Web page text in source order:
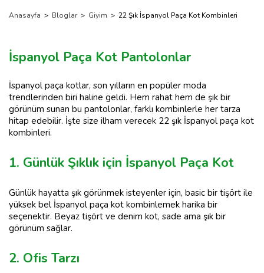
Anasayfa > Bloglar > Giyim > 22 Şık İspanyol Paça Kot Kombinleri
İspanyol Paça Kot Pantolonlar
İspanyol paça kotlar, son yılların en popüler moda
trendlerinden biri haline geldi. Hem rahat hem de şık bir
görünüm sunan bu pantolonlar, farklı kombinlerle her tarza
hitap edebilir. İşte size ilham verecek 22 şık İspanyol paça kot
kombinleri.
1. Günlük Şıklık için İspanyol Paça Kot
Günlük hayatta şık görünmek isteyenler için, basic bir tişört ile
yüksek bel İspanyol paça kot kombinlemek harika bir
seçenektir. Beyaz tişört ve denim kot, sade ama şık bir
görünüm sağlar.
2. Ofis Tarzı